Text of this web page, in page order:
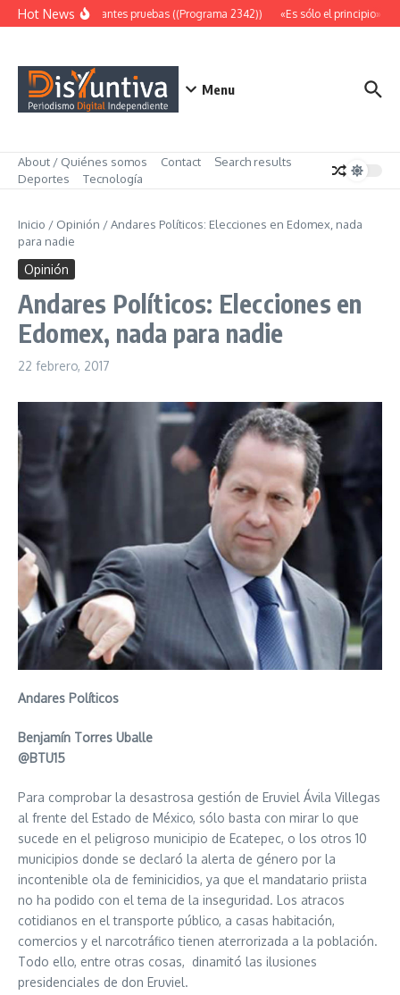
Saltar al contenido
Hot NewsAbundantes pruebas ((Programa 2342)) «Es sólo el principio»
Menu
About / Quiénes somos Contact
Search results
Deportes
Tecnología
Inicio / Opinión /Andares Políticos: Elecciones en Edomex, nada
para nadie
Opinión
Andares Políticos: Elecciones en
Edomex, nada para nadie
22 febrero, 2017
Andares Políticos
Benjamín Torres Uballe
@BTU15
Para comprobar la desastrosa gestión de Eruviel Ávila Villegas
al frente del Estado de México, sólo basta con mirar lo que
sucede en el peligroso municipio de Ecatepec, o los otros 10
municipios donde se declaró la alerta de género por la
incontenible ola de feminicidios, ya que el mandatario priista
no ha podido con el tema de la inseguridad. Los atracos
cotidianos en el transporte público, a casas habitación,
comercios y el narcotráfico tienen aterrorizada a la población.
Todo ello, entre otras cosas, dinamitó las ilusiones
presidenciales de don Eruviel.